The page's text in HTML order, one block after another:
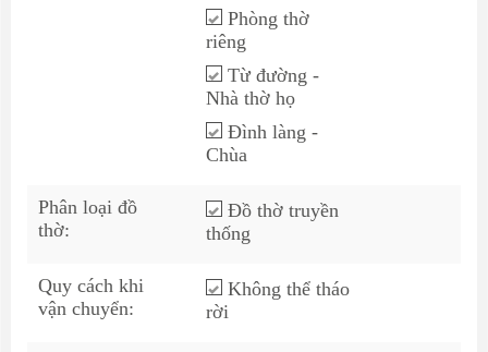
Phòng thờ
riêng
Từ đường -
Nhà thờ họ
Đình làng -
Chùa
Phân loại đồ
thờ:
Đồ thờ truyền
thống
Quy cách khi
vận chuyển:
Không thể tháo
rời